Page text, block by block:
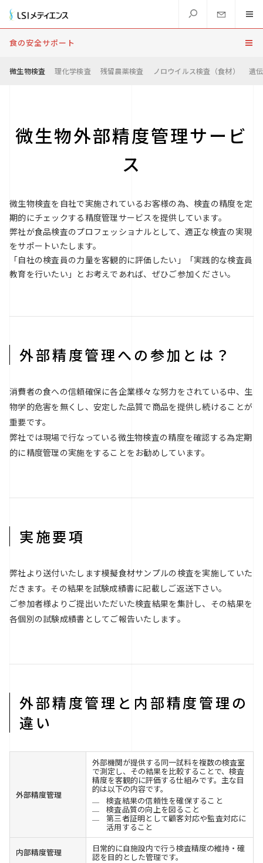
食の安全サポート
微生物検査 理化学検査 残留農薬検査 ノロウイルス検査（食材） 遺
微生物外部精度管理サービ
ス
微生物検査を自社で実施されているお客様の為、検査の精度を定
期的にチェックする精度管理サービスを提供しています。
弊社が食品検査のプロフェッショナルとして、適正な検査の実現
をサポートいたします。
「自社の検査員の力量を客観的に評価したい」「実践的な検査員
教育を行いたい」とお考えであれば、ぜひご参加ください。
外部精度管理への参加とは？
消費者の食への信頼確保に各企業様々な努力をされている中、生
物学的危害を無くし、安定した品質で商品を提供し続けることが
重要です。
弊社では現場で行なっている微生物検査の精度を確認する為定期
的に精度管理の実施をすることをお勧めしています。
実施要項
弊社より送付いたします模擬食材サンプルの検査を実施していた
だきます。その結果を試験成績書に記載しご返送下さい。
ご参加者様よりご提出いただいた検査結果を集計し、その結果を
各個別の試験成績書としてご報告いたします｡
外部精度管理と内部精度管理の
違い
外部精度管理
外部機関が提供する同一試料を複数の検査室
で測定し、その結果を比較することで、検査
精度を客観的に評価する仕組みです。主な目
的は以下の内容です。
検査結果の信頼性を確保すること
検査品質の向上を図ること
第三者証明として顧客対応や監査対応に
活用すること
内部精度管理 日常的に自施設内で行う検査精度の維持・確
認を目的とした管理です。